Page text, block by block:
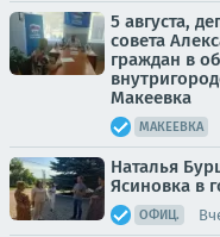
5 августа,
совета
граждан в
Макеевка
МАКЕЕВКА
Наталья
Ясиновка в
ОФИЦ.